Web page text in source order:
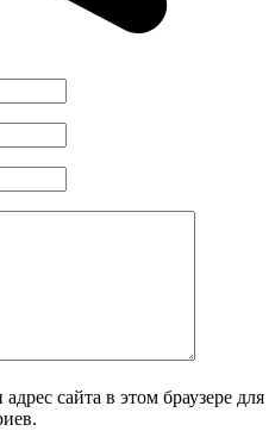
сайта в этом браузере для